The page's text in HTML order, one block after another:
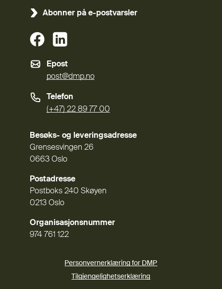
Abonner på e-postvarsler
(Ekstern lenke)
Epost
post@dmp.no
Telefon
(+47) 22 89 77 00
Besøks- og leveringsadresse
Grensesvingen 26
0663 Oslo
Postadresse
Postboks 240 Skøyen
0213 Oslo
Organisasjonsnummer
974 761 122
Personvernerklæring for DMP
Tilgjengelighetserklæring
(Ekstern lenke)